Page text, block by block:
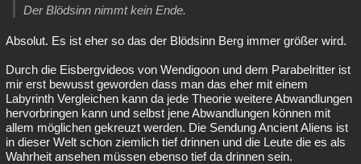
Der Blödsinn nimmt kein Ende.
Absolut. Es ist eher so das der Blödsinn Berg immer größer wird.
Durch die Eisbergvideos von Wendigoon und dem Parabelritter ist
mir erst bewusst geworden dass man das eher mit einem
Labyrinth Vergleichen kann da jede Theorie weitere Abwandlungen
hervorbringen kann und selbst jene Abwandlungen können mit
allem möglichen gekreuzt werden. Die Sendung Ancient Aliens ist
in dieser Welt schon ziemlich tief drinnen und die Leute die es als
Wahrheit ansehen müssen ebenso tief da drinnen sein.